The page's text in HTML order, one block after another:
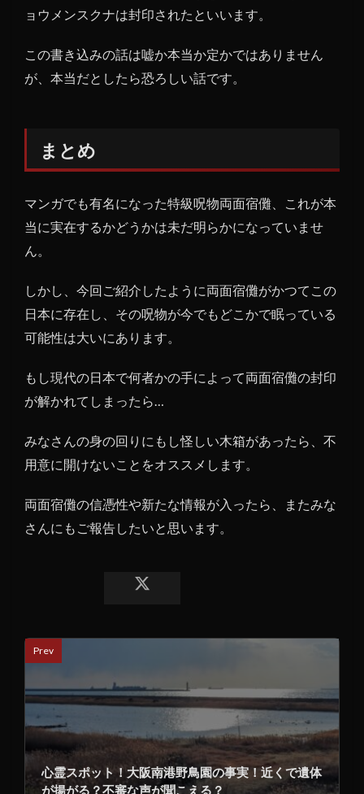
ョウメンスクナは封印されたといいます。
この書き込みの話は嘘か本当か定かではありません
が、本当だとしたら恐ろしい話です。
まとめ
マンガでも有名になった特級呪物両面宿儺、これが本
当に実在するかどうかは未だ明らかになっていませ
ん。
しかし、今回ご紹介したように両面宿儺がかつてこの
日本に存在し、その呪物が今でもどこかで眠っている
可能性は大いにあります。
もし現代の日本で何者かの手によって両面宿儺の封印
が解かれてしまったら…
みなさんの身の回りにもし怪しい木箱があったら、不
用意に開けないことをオススメします。
両面宿儺の信憑性や新たな情報が入ったら、またみな
さんにもご報告したいと思います。
Prev
心霊スポット！大阪南港野鳥園の事実！近くで遺体
が揚がる？不審な声が聞こえる？